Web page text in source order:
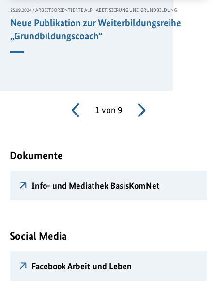
1 von 9
Neue Publikation zur Weiterbildungsreihe
„Grundbildungscoach“
25.09.2024 /ARBEITSORIENTIERTE ALPHABETISIERUNG UND GRUNDBILDUNG
Dokumente
Info- und Mediathek BasisKomNet
Social Media
Facebook Arbeit und Leben